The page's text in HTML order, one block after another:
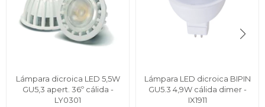
Lámpara dicroica LED 5,5W
GU5,3 apert. 36º cálida -
LY0301
Lámpara LED dicroica BIPIN
GU5.3 4,9W cálida dimer -
IX1911